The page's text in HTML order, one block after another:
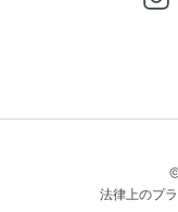
法律上のプ